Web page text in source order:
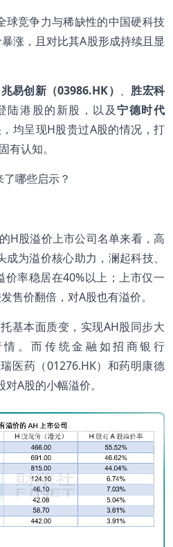
球竞争力与稀缺性的中国硬科技
涨，且对比其A股形成持续且显
兆易创新（03986.HK） 、 胜宏科
陆港股的新股，以及宁德时代
均呈现H股贵过A股的情况，打
有认知。
哪些启示？
H股溢价上市公司名单来看，高
为溢价核心助力，澜起科技、
率稳居在40%以上；上市仅一
售价翻倍，对A股也有溢价。
基本面质变，实现AH股同步大
。而传统金融如招商银行
医药（01276.HK）和药明康德
A股的小幅溢价。